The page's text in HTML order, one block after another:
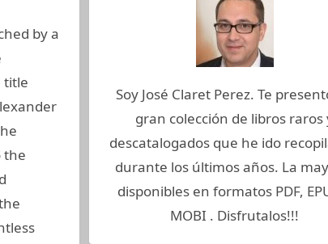
by a
title
the
Soy José Claret Perez. Te
gran colección de libros raros
descatalogados que he ido
durante los últimos años. La
disponibles en formatos PDF,
MOBI . Disfrutalos!!!